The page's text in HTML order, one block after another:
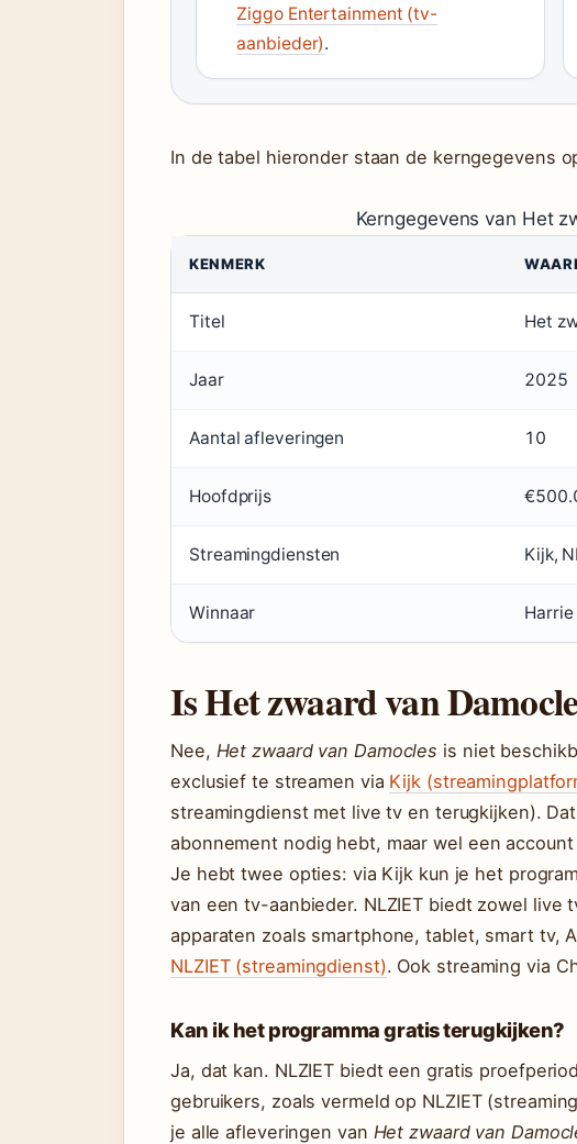
Ziggo Entertainment (tv-
aanbieder).
In de tabel hieronder staan de kerngegevens
Kerngegevens van Het
KENMERK
Titel Het
Jaar 2025
Aantal afleveringen 10
Hoofdprijs
Streamingdiensten Kijk,
Winnaar
Is Het zwaard van
Nee, Het zwaard van Damocles is niet
exclusief te streamen via Kijk
streamingdienst met live tv en terugkijken).
abonnement nodig hebt, maar wel een
Je hebt twee opties: via Kijk kun je het
van een tv-aanbieder. NLZIET biedt zowel
apparaten zoals smartphone, tablet, smart tv,
NLZIET (streamingdienst). Ook streaming via
Kan ik het programma gratis terugkijken?
Ja, dat kan. NLZIET biedt een gratis
gebruikers, zoals vermeld op NLZIET
je alle afleveringen van Het zwaard van